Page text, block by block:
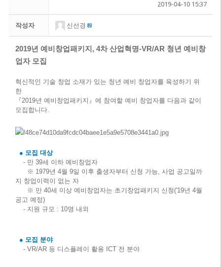
2019-04-10 15:37
작성자 신선경
2019년 예비창업패키지, 4차 산업혁명-VR/AR 청년 예비창
업자 모집
혁신적인 기술 창업 소재가 있는 청년 예비 창업자를 육성하기 위
한
『2019년 예비창업패키지』에 참여할 예비 창업자를 다음과 같이
모집합니다.
● 모집 대상
- 만 39세 이하 예비창업자
※ 1979년 4월 9일 이후 출생자부터 신청 가능, 사업 공고일까
지 창업이력이 없는 자
※ 만 40세 이상 예비창업자는 초기창업패키지 신청('19년 4월
공고 예정)
- 지원 규모 : 10명 내외
● 모집 분야
- VR/AR 등 디스플레이 활용 ICT 전 분야